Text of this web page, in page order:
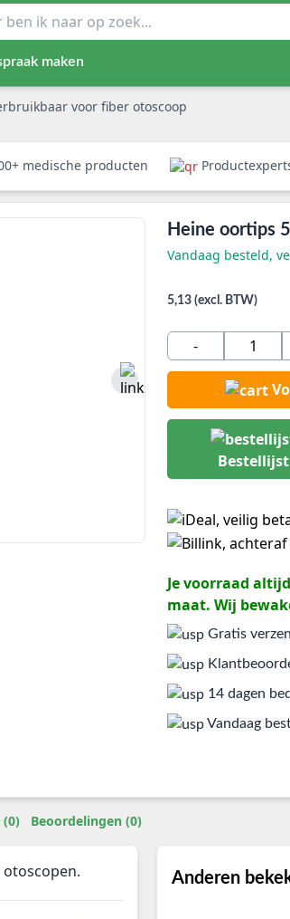
maken
voor fiber otoscoop
medische producten
Heine oortips
Vandaag besteld,
5,13 (excl. BTW)
-
Bestellijst
Je voorraad
maat. Wij
Gratis
14 dagen
Vandaag
(0) Beoordelingen (0)
Anderen